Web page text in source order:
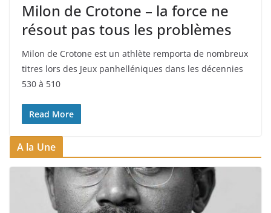
Milon de Crotone – la force ne
résout pas tous les problèmes
Milon de Crotone est un athlète remporta de nombreux
titres lors des Jeux panhelléniques dans les décennies
530 à 510
Read More
A la Une